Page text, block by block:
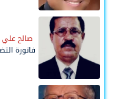
صالح علي
فاتورة